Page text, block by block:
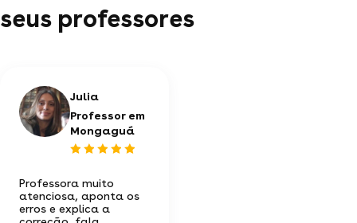
seus professores
Julia
Professor em
Mongaguá
Professora muito
atenciosa, aponta os
erros e explica a